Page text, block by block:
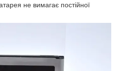
не вимагає постійної